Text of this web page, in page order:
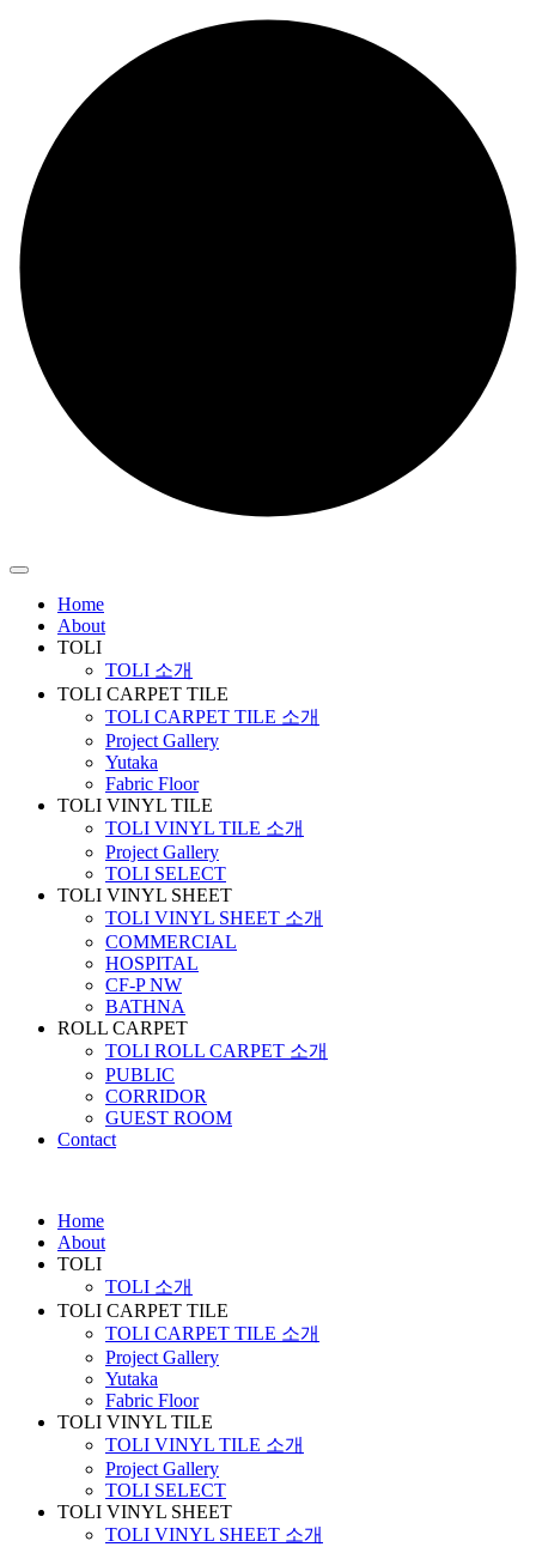
Home
About
TOLI
TOLI 소개
TOLI CARPET TILE
TOLI CARPET TILE 소개
Project Gallery
Yutaka
Fabric Floor
TOLI VINYL TILE
TOLI VINYL TILE 소개
Project Gallery
TOLI SELECT
TOLI VINYL SHEET
TOLI VINYL SHEET 소개
COMMERCIAL
HOSPITAL
CF-P NW
BATHNA
ROLL CARPET
TOLI ROLL CARPET 소개
PUBLIC
CORRIDOR
GUEST ROOM
Contact
Home
About
TOLI
TOLI 소개
TOLI CARPET TILE
TOLI CARPET TILE 소개
Project Gallery
Yutaka
Fabric Floor
TOLI VINYL TILE
TOLI VINYL TILE 소개
Project Gallery
TOLI SELECT
TOLI VINYL SHEET
TOLI VINYL SHEET 소개